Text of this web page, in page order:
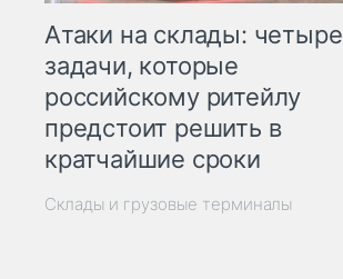
Атаки на склады: четыре
задачи, которые
российскому ритейлу
предстоит решить в
кратчайшие сроки
Склады и грузовые терминалы